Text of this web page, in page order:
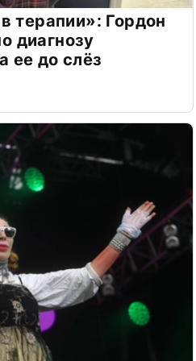
терапии»: Гордон
диагнозу
ее до слёз